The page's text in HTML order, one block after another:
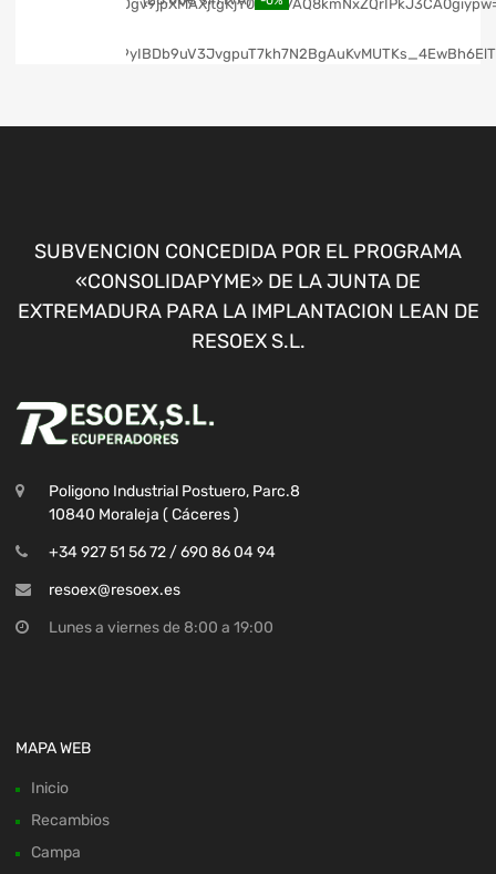
SUBVENCION CONCEDIDA POR EL PROGRAMA
«CONSOLIDAPYME» DE LA JUNTA DE
EXTREMADURA PARA LA IMPLANTACION LEAN DE
RESOEX S.L.
Poligono Industrial Postuero, Parc.8
10840 Moraleja ( Cáceres )
+34 927 51 56 72 / 690 86 04 94
resoex@resoex.es
Lunes a viernes de 8:00 a 19:00
MAPA WEB
Inicio
Recambios
Campa